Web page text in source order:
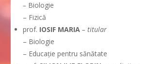
– Biologie
– Fizică
prof. IOSIF MARIA – titular
– Biologie
– Educaţie pentru sănătate